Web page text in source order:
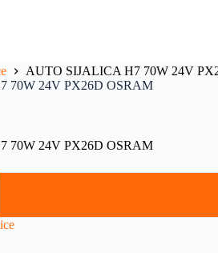
AUTO SIJALICA H7 70W 24V
70W 24V PX26D OSRAM
70W 24V PX26D OSRAM